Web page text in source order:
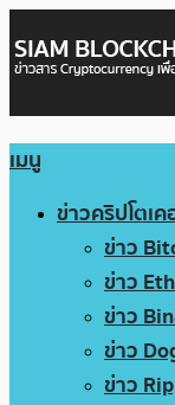
เมนู
ข่าวคริปโตเค
ข่าว
ข่าว
ข่าว
ข่าว
ข่าว